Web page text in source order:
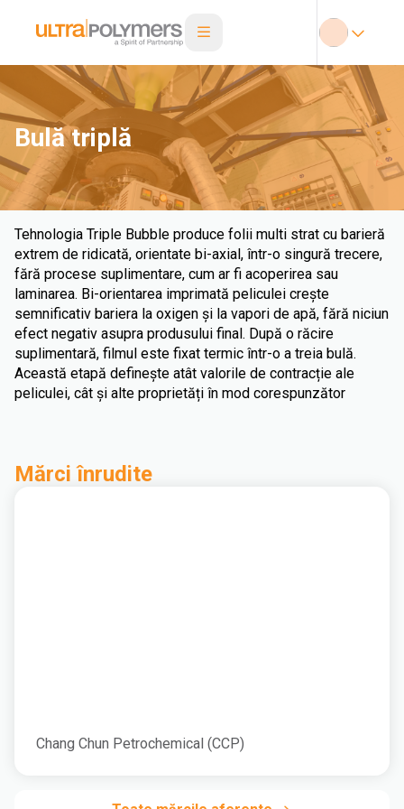
Bulă triplă
Tehnologia Triple Bubble produce folii multi strat cu barieră
extrem de ridicată, orientate bi-axial, într-o singură trecere,
fără procese suplimentare, cum ar fi acoperirea sau
laminarea. Bi-orientarea imprimată peliculei crește
semnificativ bariera la oxigen și la vapori de apă, fără niciun
efect negativ asupra produsului final. După o răcire
suplimentară, filmul este fixat termic într-o a treia bulă.
Această etapă definește atât valorile de contracție ale
peliculei, cât și alte proprietăți în mod corespunzător
Mărci înrudite
Chang Chun Petrochemical (CCP)